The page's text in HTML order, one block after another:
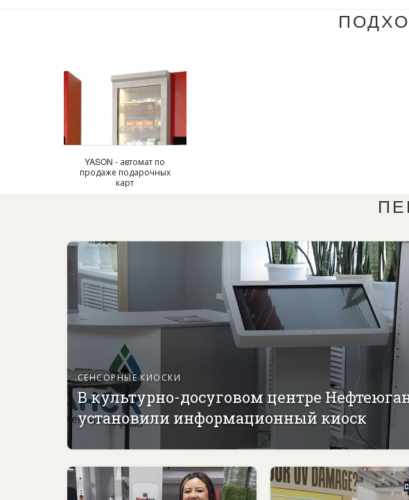
YASON - автомат по
продаже подарочных
карт
СЕНСОРНЫЕ КИОСКИ
В культурно-досуговом центре
установили информационный киоск